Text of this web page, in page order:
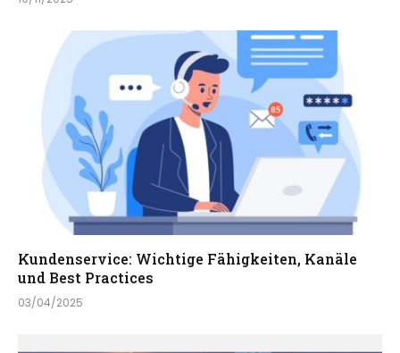
Kundenservice: Wichtige Fähigkeiten, Kanäle
und Best Practices
03/04/2025